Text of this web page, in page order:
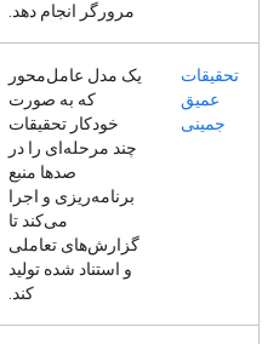
مرورگر انجام دهد.
تحقیقات
عمیق
جمینی
یک مدل عامل‌محور
که به صورت
خودکار تحقیقات
چند مرحله‌ای را در
صدها منبع
برنامه‌ریزی و اجرا
می‌کند تا
گزارش‌های تعاملی
و استناد شده تولید
کند.